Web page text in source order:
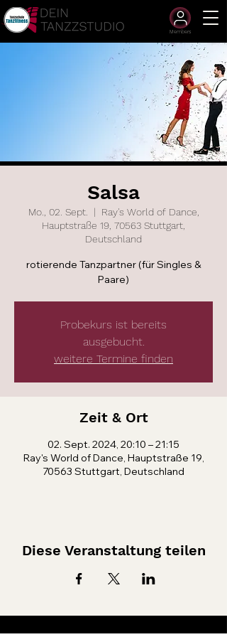
Members
Salsa
Mo., 02. Sept.
  |
Ray's World of Dance,
Hauptstraße 19, 70563 Stuttgart,
Deutschland
rotierende Tanzpartner (für Singles &
Paare)
Probekurs ist bereits
ausgebucht.
weitere Termine finden
Zeit & Ort
02. Sept. 2024, 20:10 – 21:15
Ray's World of Dance, Hauptstraße 19,
70563 Stuttgart, Deutschland
Diese Veranstaltung teilen